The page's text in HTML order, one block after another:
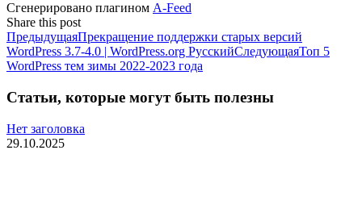
Сгенерировано плагином A-Feed
Share this post
Поделиться
Поделиться
Поделиться
Поделиться
Поделиться
Навигация
по
ПредыдущаяПредыдущая
запись:
Прекращение поддержки старых версий
WordPress 3.7-4.0 | WordPress.org РусскийСледующаяСледующая
Топ 5
WordPress тем зимы 2022-2023 года
Статьи, которые могут быть полезны
Нет заголовка
29.10.2025